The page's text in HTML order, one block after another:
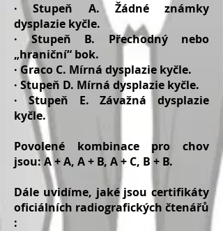
· Stupeň A. Žádné známky
dysplazie kyčle.
· Stupeň B. Přechodný nebo
„hraniční“ bok.
· Graco C. Mírná dysplazie kyčle.
· Stupeň D. Mírná dysplazie kyčle.
· Stupeň E. Závažná dysplazie
kyčle.
Povolené kombinace pro chov
jsou: A + A, A + B, A + C, B + B.
Dále uvidíme, jaké jsou certifikáty
oficiálních radiografických čtenářů
: